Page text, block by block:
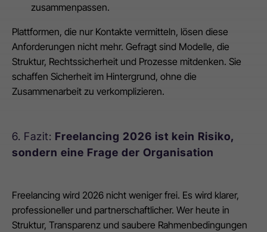
zusammenpassen.
Plattformen, die nur Kontakte vermitteln, lösen diese
Anforderungen nicht mehr. Gefragt sind Modelle, die
Struktur, Rechtssicherheit und Prozesse mitdenken. Sie
schaffen Sicherheit im Hintergrund, ohne die
Zusammenarbeit zu verkomplizieren.
6. Fazit: Freelancing 2026 ist kein Risiko,
sondern eine Frage der Organisation
Freelancing wird 2026 nicht weniger frei. Es wird klarer,
professioneller und partnerschaftlicher. Wer heute in
Struktur, Transparenz und saubere Rahmenbedingungen